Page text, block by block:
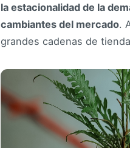
la estacionalidad de la
cambiantes del mercado.
grandes cadenas de